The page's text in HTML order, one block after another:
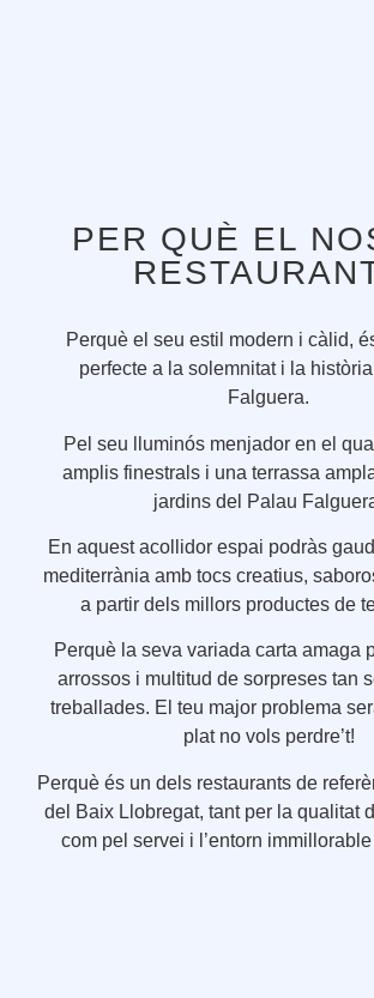
PER QUÈ EL
Perquè el seu estil modern i càlid,
perfecte a la solemnitat i la
Falguera.
Pel seu lluminós menjador en el
amplis finestrals i una terrassa
jardins del Palau
En aquest acollidor espai podràs
mediterrània amb tocs creatius,
a partir dels millors productes de
Perquè la seva variada carta amaga
arrossos i multitud de sorpreses tan
treballades. El teu major problema
plat no vols perdre’t!
Perquè és un dels restaurants de
del Baix Llobregat, tant per la qualitat
com pel servei i l’entorn